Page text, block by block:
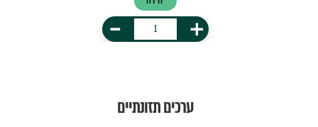
+
-
ערכים תזונתיים